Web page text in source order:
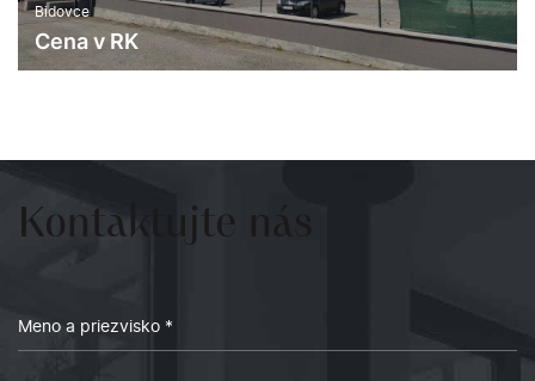
Bidovce
Cena v RK
Kontaktujte nás